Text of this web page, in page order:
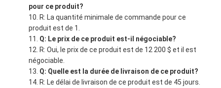
pour ce produit?
R: La quantité minimale de commande pour ce
produit est de 1.
Q: Le prix de ce produit est-il négociable?
R: Oui, le prix de ce produit est de 12 200 $ et il est
négociable.
Q: Quelle est la durée de livraison de ce produit?
R: Le délai de livraison de ce produit est de 45 jours.